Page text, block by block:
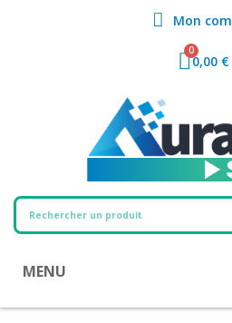
Mon
0,00 €
MENU